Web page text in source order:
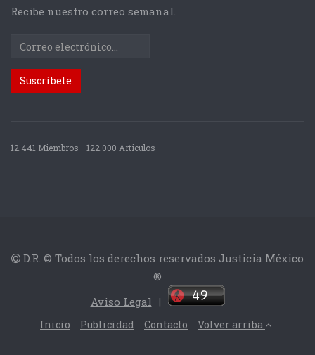
Recibe nuestro correo semanal.
12.441 Miembros 122.000 Articulos
D.R. © Todos los derechos reservados Justicia México
®
Aviso Legal |
Inicio Publicidad Contacto Volver arriba